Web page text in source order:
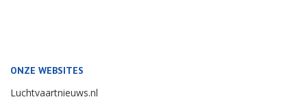
ONZE WEBSITES
Luchtvaartnieuws.nl